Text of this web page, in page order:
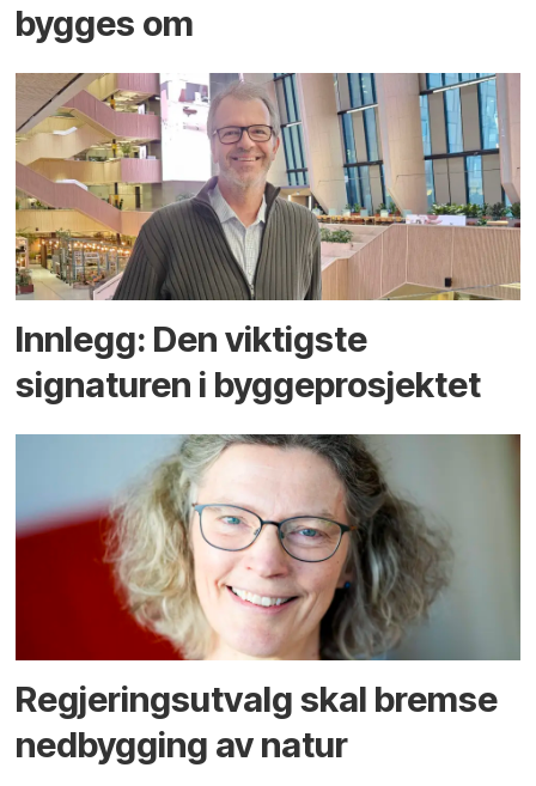
bygges om
Innlegg: Den viktigste
signaturen i bygge­­prosjektet
Regjerings­utvalg skal bremse
ned­bygging av natur